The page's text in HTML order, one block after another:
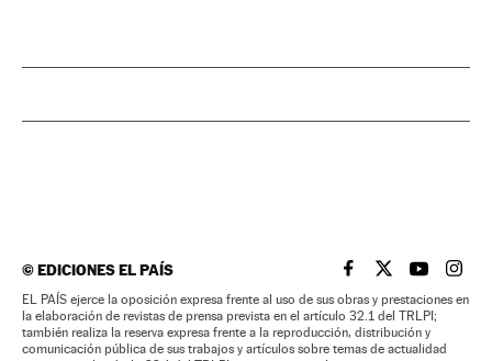
©EDICIONES EL PAÍS EL PAÍS BRASIL EN
EL PAÍSEL PAÍS
EL
EL PAÍS ejerce la oposición expresa frente al uso de sus obras y prestaciones en
la elaboración de revistas de prensa prevista en el artículo 32.1 del TRLPI;
también realiza la reserva expresa frente a la reproducción, distribución y
comunicación pública de sus trabajos y artículos sobre temas de actualidad